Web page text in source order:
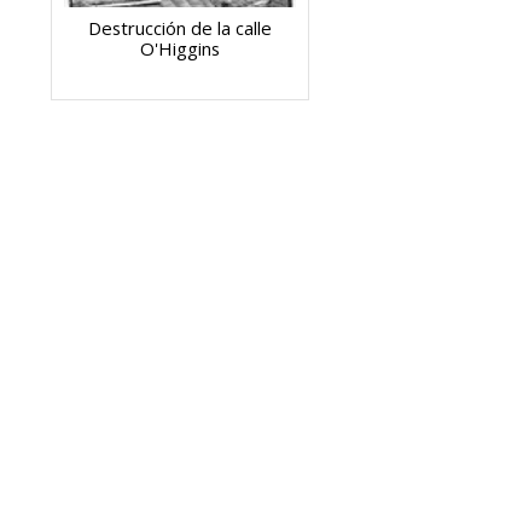
Destrucción de la calle
O'Higgins